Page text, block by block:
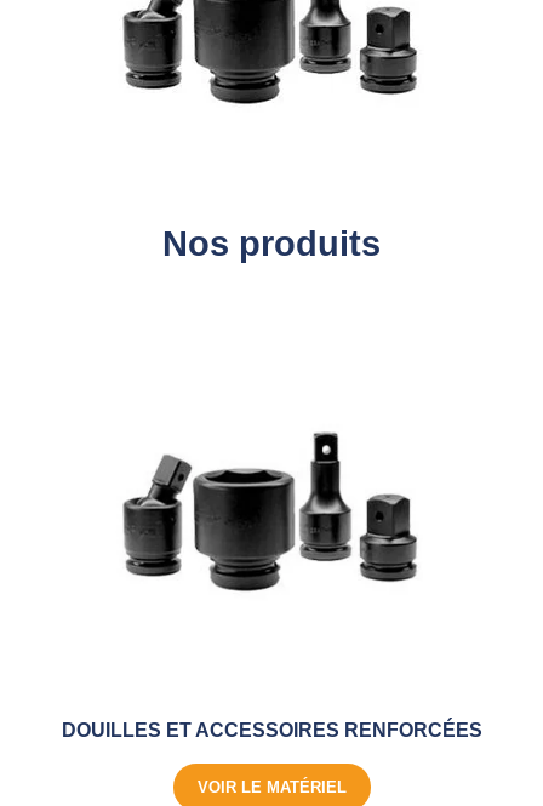
Nos produits
DOUILLES ET ACCESSOIRES RENFORCÉES
VOIR LE MATÉRIEL